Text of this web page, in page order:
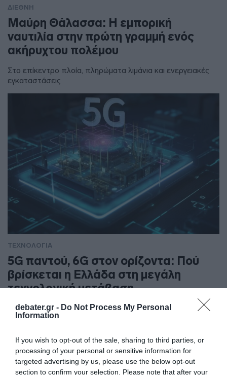
debater.gr - Do Not Process My Personal
Information
If you wish to opt-out of the sale, sharing to third parties, or
processing of your personal or sensitive information for
targeted advertising by us, please use the below opt-out
section to confirm your selection. Please note that after your
ΔΙΕΘΝΗ
Μαύρη Θάλασσα: Η εμπορική
ναυτιλία στην πρώτη γραμμή ενός
ακήρυχτου πολέμου
Στο επίκεντρο πλοία, πληρώματα λιμάνια και ενεργειακές
εγκαταστάσεις
ΤΕΧΝΟΛΟΓΙΑ
5G παντού, 6G στον ορίζοντα: Πού
βρίσκεται η Ελλάδα στη μεγάλη
τεχνολογική μετάβαση
Τρία δισεκατομμύρια συνδρομές και περίπου 400
εκατομμύρια νέοι χρήστες